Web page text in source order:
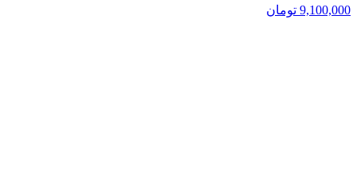
9,100,000 تومان